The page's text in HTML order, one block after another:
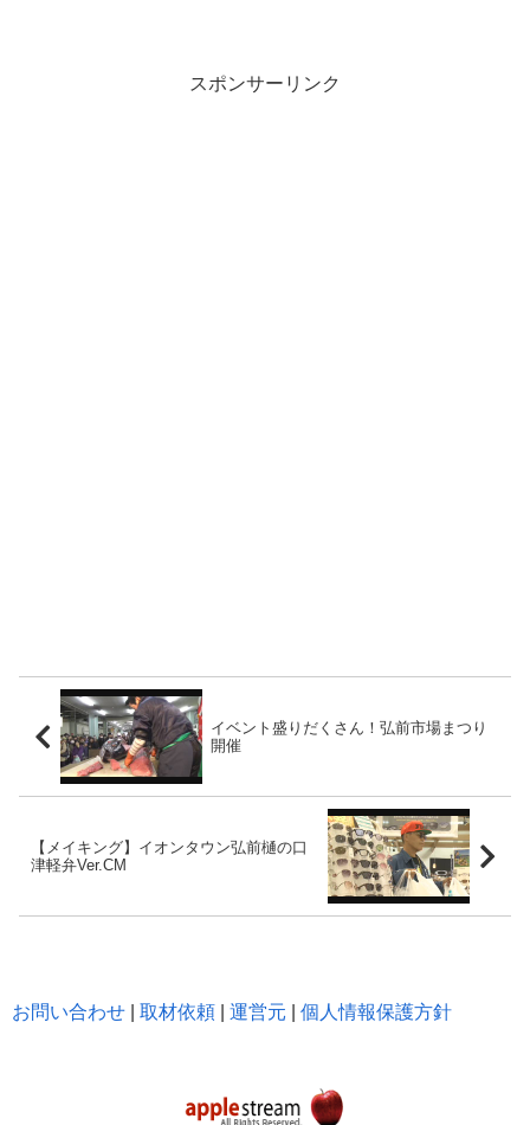
スポンサーリンク
イベント盛りだくさん！弘前市場まつり
開催
【メイキング】イオンタウン弘前樋の口
津軽弁Ver.CM
お問い合わせ 取材依頼 運営元 個人情報保護方針